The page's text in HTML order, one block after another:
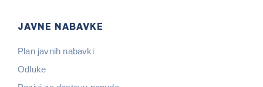
JAVNE NABAVKE
Plan javnih nabavki
Odluke